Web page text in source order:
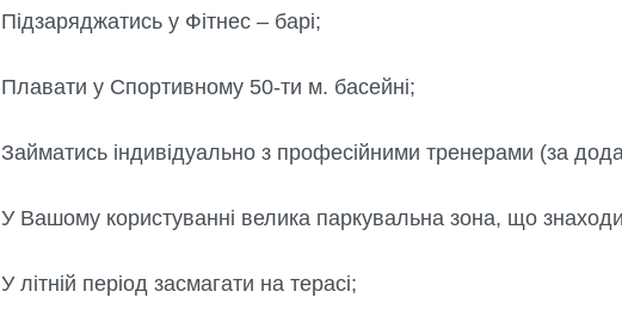
Підзаряджатись у Фітнес – барі;
Плавати у Спортивному 50-ти м. басейні;
Займатись індивідуально з професійними тренерами (за
У Вашому користуванні велика паркувальна зона, що
У літній період засмагати на терасі;